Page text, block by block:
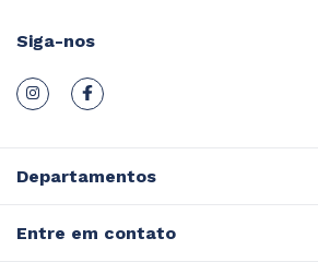
Siga-nos
Departamentos
Entre em contato